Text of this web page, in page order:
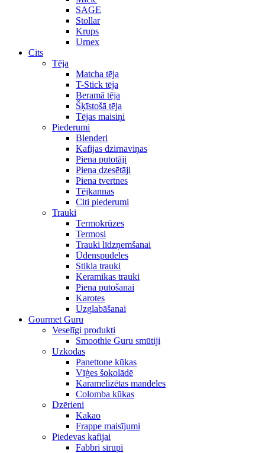
SAGE
Stollar
Krups
Urnex
Cits
Tēja
Matcha tēja
T-Stick tēja
Beramā tēja
Šķīstošā tēja
Tējas maisiņi
Piederumi
Blenderi
Kafijas dzirnaviņas
Piena putotāji
Piena dzesētāji
Piena tvertnes
Tējkannas
Citi piederumi
Trauki
Termokrūzes
Termosi
Trauki līdzņemšanai
Ūdenspudeles
Stikla trauki
Keramikas trauki
Piena putošanai
Karotes
Uzglabāšanai
Gourmet Guru
Veselīgi produkti
Smoothie Guru smūtiji
Uzkodas
Panettone kūkas
Vīģes šokolādē
Karamelizētas mandeles
Colomba kūkas
Dzērieni
Kakao
Frappe maisījumi
Piedevas kafijai
Fabbri sīrupi